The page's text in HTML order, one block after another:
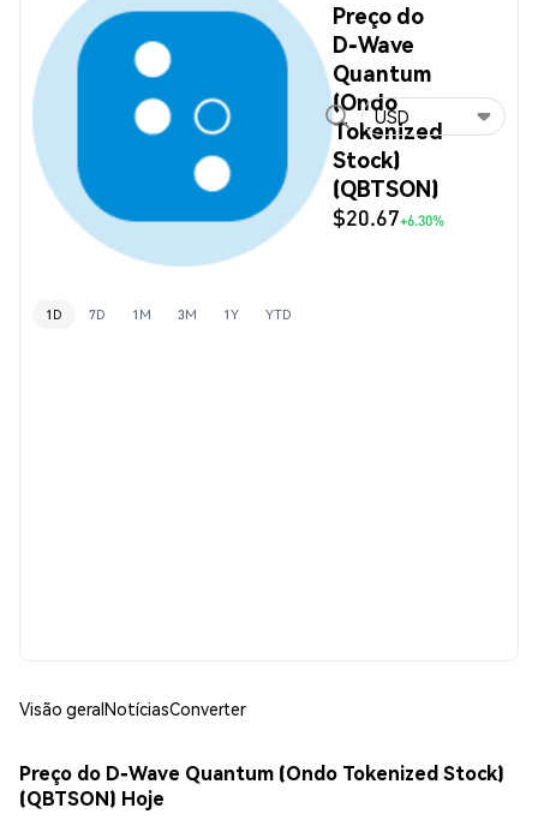
Preço do
D-Wave
Quantum
(Ondo
Tokenized
Stock)
(QBTSON)
$20.67+6.30%
USD
1D 7D 1M 3M 1Y YTD
Visão geralNotíciasConverter
Preço do D-Wave Quantum (Ondo Tokenized Stock)
(QBTSON) Hoje